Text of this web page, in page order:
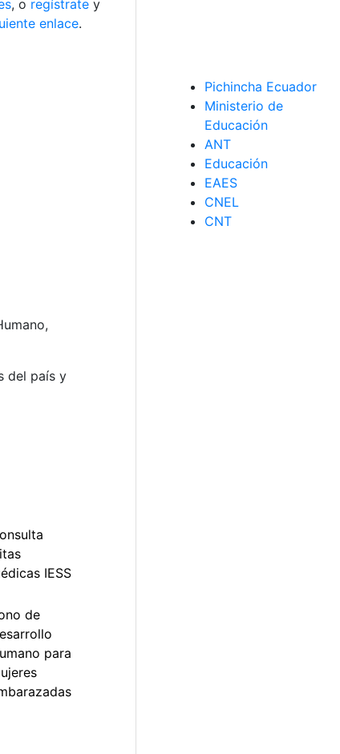
, o regístrate y
enlace.
del país y
Pichincha Ecuador
Ministerio de
Educación
ANT
Educación
EAES
CNEL
CNT